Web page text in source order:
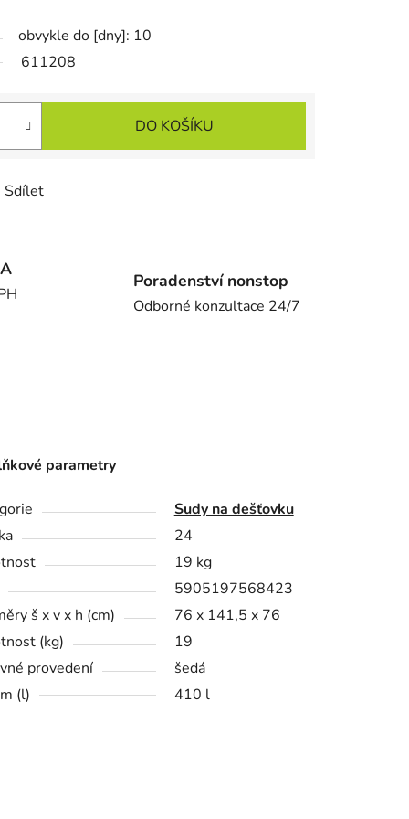
obvykle do [dny]: 10
611208
DO KOŠÍKU
Sdílet
Poradenství nonstop
Odborné konzultace 24/7
parametry
Sudy na dešťovku
24
19 kg
5905197568423
š x v x h (cm)
76 x 141,5 x 76
(kg)
19
provedení
šedá
(l)
410 l